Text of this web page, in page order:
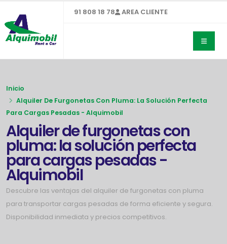
91 808 18 78 AREA CLIENTE
Inicio
Alquiler De Furgonetas Con Pluma: La Solución Perfecta
Para Cargas Pesadas - Alquimobil
Alquiler de furgonetas con
pluma: la solución perfecta
para cargas pesadas -
Alquimobil
Descubre las ventajas del alquiler de furgonetas con pluma
para transportar cargas pesadas de forma eficiente y segura.
Disponibilidad inmediata y precios competitivos.